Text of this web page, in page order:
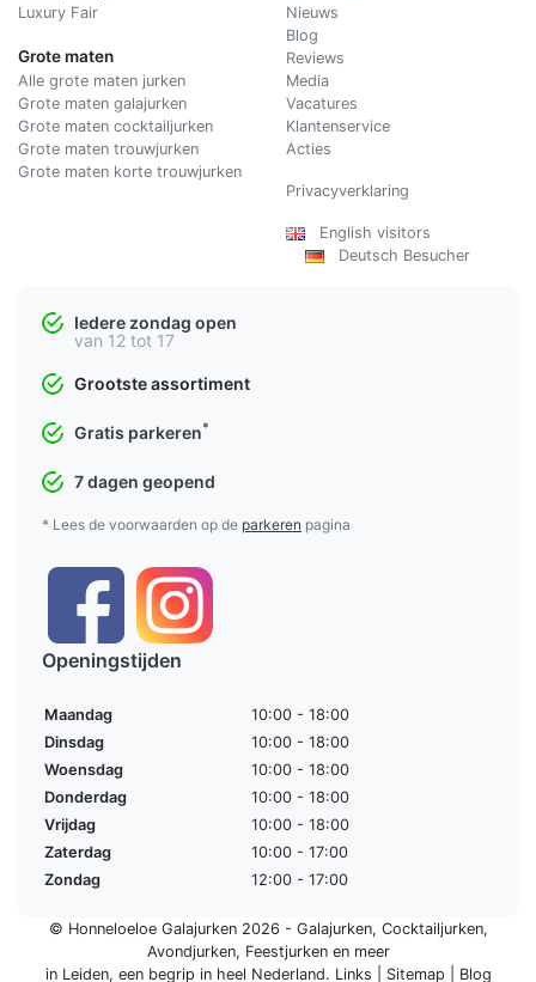
Luxury Fair
Grote maten
Alle grote maten jurken
Grote maten galajurken
Grote maten cocktailjurken
Grote maten trouwjurken
Grote maten korte trouwjurken
Nieuws
Blog
Reviews
Media
Vacatures
Klantenservice
Acties
Privacyverklaring
English visitors
Deutsch Besucher
Iedere zondag open
van 12 tot 17
Grootste assortiment
Gratis parkeren*
7 dagen geopend
* Lees de voorwaarden op de parkeren pagina
Openingstijden
Maandag
10:00 - 18:00
Dinsdag
10:00 - 18:00
Woensdag
10:00 - 18:00
Donderdag
10:00 - 18:00
Vrijdag
10:00 - 18:00
Zaterdag
10:00 - 17:00
Zondag
12:00 - 17:00
© Honneloeloe Galajurken 2026 - Galajurken, Cocktailjurken,
Avondjurken, Feestjurkenen meer
in Leiden, een begrip in heel Nederland. Links Sitemap Blog